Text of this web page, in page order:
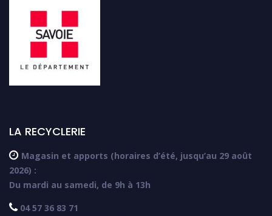
LA RECYCLERIE
 Magasin et apports (horaires d’été, jusqu’au 29 août
2026) :
Du mardi au samedi, de 9h à 13h
 04 57 36 83 71